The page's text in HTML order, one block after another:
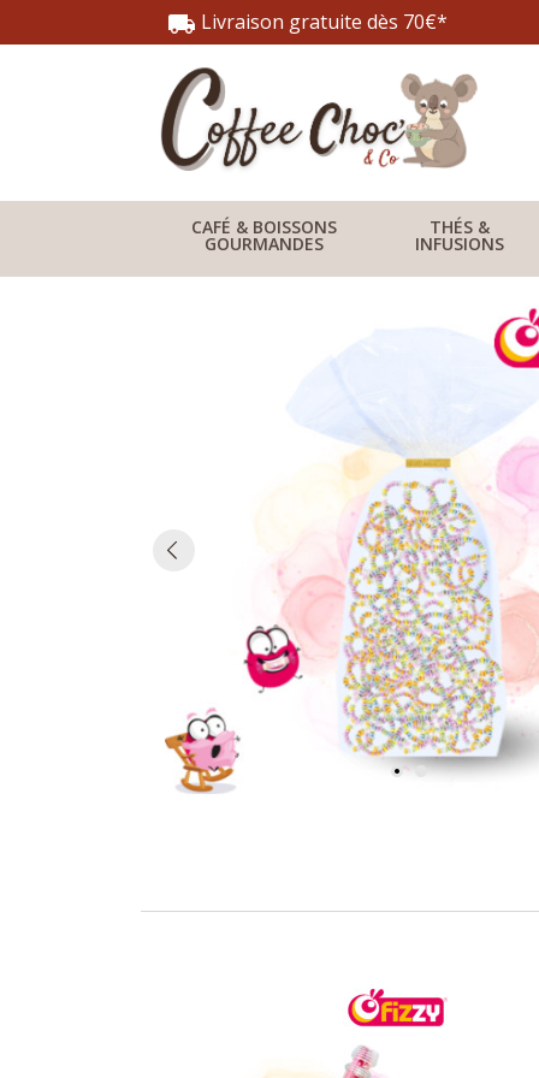
local_shipping Livraison gratuite dès 70€*
CAFÉ & BOISSONS
GOURMANDES
THÉS &
INFUSIONS